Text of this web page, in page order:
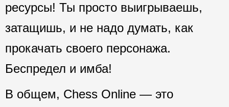
ресурсы! Ты просто выигрываешь,
затащишь, и не надо думать, как
прокачать своего персонажа.
Беспредел и имба!
В общем, Chess Online — это